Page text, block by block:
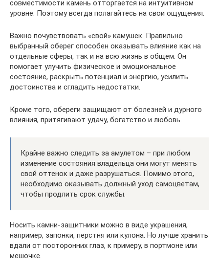
совместимости камень отторгается на интуитивном
уровне. Поэтому всегда полагайтесь на свои ощущения.
Важно почувствовать «свой» камушек. Правильно
выбранный оберег способен оказывать влияние как на
отдельные сферы, так и на всю жизнь в общем. Он
помогает улучить физическое и эмоциональное
состояние, раскрыть потенциал и энергию, усилить
достоинства и сгладить недостатки.
Кроме того, обереги защищают от болезней и дурного
влияния, притягивают удачу, богатство и любовь.
Крайне важно следить за амулетом – при любом
изменение состояния владельца они могут менять
свой оттенок и даже разрушаться. Помимо этого,
необходимо оказывать должный уход самоцветам,
чтобы продлить срок службы.
Носить камни-защитники можно в виде украшения,
например, запонки, перстня или кулона. Но лучше хранить
вдали от посторонних глаз, к примеру, в портмоне или
мешочке.